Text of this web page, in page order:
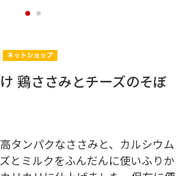
1 2
鶏ささみとチーズのそぼ
タンパクなささみと、カルシウム
とミルクをふんだんに使いふりか